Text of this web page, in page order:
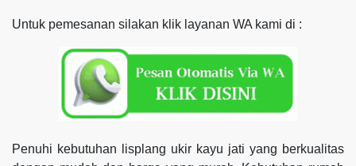
Untuk pemesanan silakan klik layanan WA kami di :
Penuhi kebutuhan lisplang ukir kayu jati yang berkualitas